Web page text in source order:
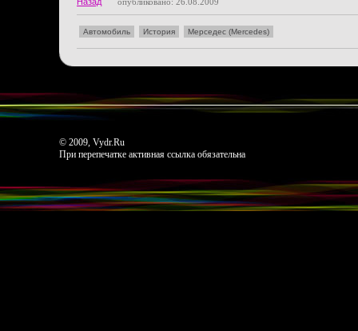
Автомобиль История Мерседес (Mercedes)
© 2009, Vydr.Ru
При перепечатке активная ссылка обязательна